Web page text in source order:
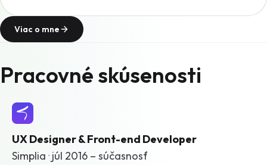
Viac o mne
Pracovné skúsenosti
UX Designer & Front-end Developer
Simplia · júl 2016 – súčasnosť